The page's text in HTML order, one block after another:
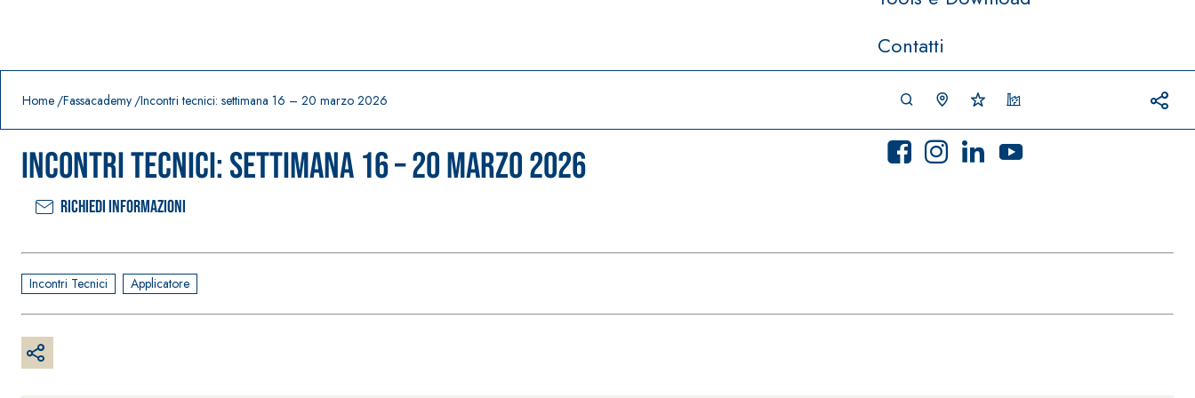
Contatti
Home Fassacademy Incontri tecnici: settimana 16 – 20 marzo 2026
Incontri tecnici: settimana 16 – 20 marzo 2026
Richiedi informazioni
Incontri Tecnici Applicatore
Prodotti in primo piano